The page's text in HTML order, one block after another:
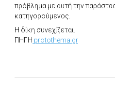
πρόβλημα με αυτή την
κατηγορούμενος.
Η δίκη συνεχίζεται.
ΠΗΓΗ protothema.gr